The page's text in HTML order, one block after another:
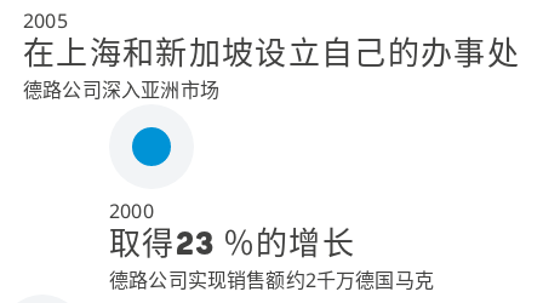
2005
在上海和新加坡设立自己的办事处
德路公司深入亚洲市场
2000
取得23 ％的增长
德路公司实现销售额约2千万德国马克